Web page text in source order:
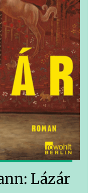
Lázár